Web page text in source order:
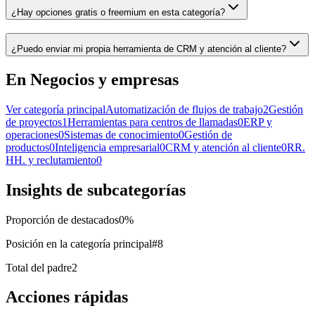
¿Hay opciones gratis o freemium en esta categoría?
¿Puedo enviar mi propia herramienta de CRM y atención al cliente?
En Negocios y empresas
Ver categoría principalAutomatización de flujos de trabajo2Gestión
de proyectos1Herramientas para centros de llamadas0ERP y
operaciones0Sistemas de conocimiento0Gestión de
productos0Inteligencia empresarial0CRM y atención al cliente0RR.
HH. y reclutamiento0
Insights de subcategorías
Proporción de destacados0%
Posición en la categoría principal#8
Total del padre2
Acciones rápidas